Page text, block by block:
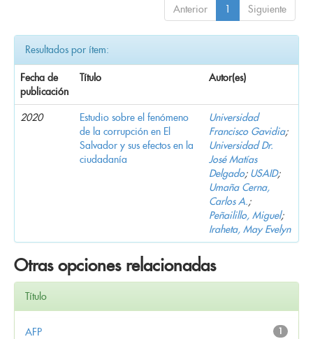
Anterior 1 Siguiente
Resultados por ítem:
Fecha de
publicación
Título Autor(es)
2020
Estudio sobre el fenómeno
de la corrupción en El
Salvador y sus efectos en la
ciudadanía
Universidad
Francisco Gavidia;
Universidad Dr.
José Matías
Delgado; USAID;
Umaña Cerna,
Carlos A.;
Peñailillo, Miguel;
Iraheta, May Evelyn
Otras opciones relacionadas
Título
1
AFP